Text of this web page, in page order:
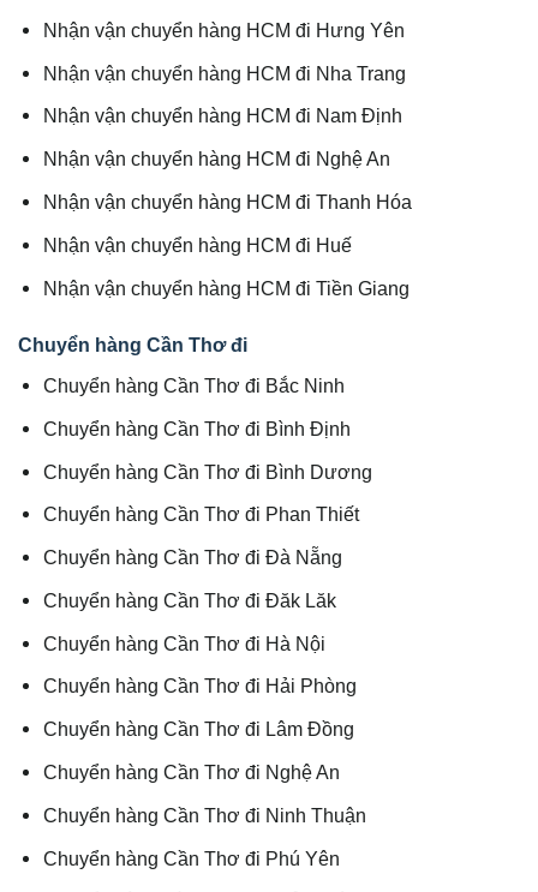
Nhận vận chuyển hàng HCM đi Hưng Yên
Nhận vận chuyển hàng HCM đi Nha Trang
Nhận vận chuyển hàng HCM đi Nam Định
Nhận vận chuyển hàng HCM đi Nghệ An
Nhận vận chuyển hàng HCM đi Thanh Hóa
Nhận vận chuyển hàng HCM đi Huế
Nhận vận chuyển hàng HCM đi Tiền Giang
Chuyển hàng Cần Thơ đi
Chuyển hàng Cần Thơ đi Bắc Ninh
Chuyển hàng Cần Thơ đi Bình Định
Chuyển hàng Cần Thơ đi Bình Dương
Chuyển hàng Cần Thơ đi Phan Thiết
Chuyển hàng Cần Thơ đi Đà Nẵng
Chuyển hàng Cần Thơ đi Đăk Lăk
Chuyển hàng Cần Thơ đi Hà Nội
Chuyển hàng Cần Thơ đi Hải Phòng
Chuyển hàng Cần Thơ đi Lâm Đồng
Chuyển hàng Cần Thơ đi Nghệ An
Chuyển hàng Cần Thơ đi Ninh Thuận
Chuyển hàng Cần Thơ đi Phú Yên